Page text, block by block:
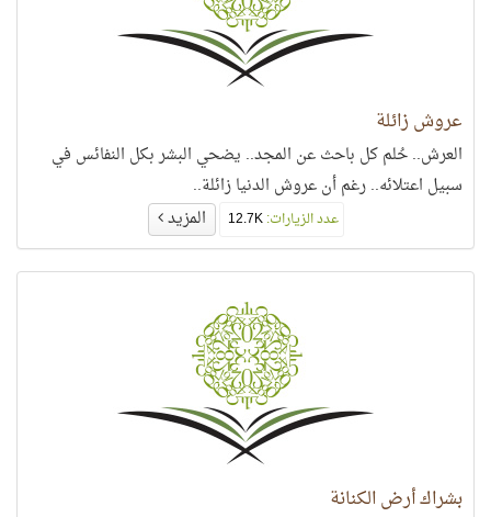
عروش زائلة
العرش.. حُلم كل باحث عن المجد.. يضحي البشر بكل النفائس في
سبيل اعتلائه.. رغم أن عروش الدنيا زائلة..
عدد الزيارات:12.7K المزيد
بشراك أرض الكنانة